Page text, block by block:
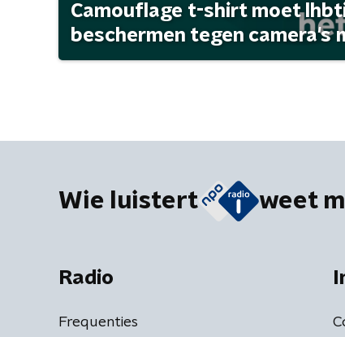
Camouflage t-shirt moet
beschermen tegen camera's
Wie luistert weet
Radio
Frequenties